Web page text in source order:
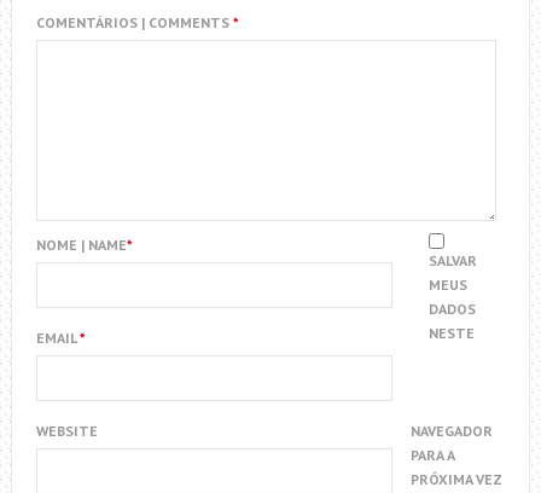
COMENTÁRIOS | COMMENTS *
NOME | NAME*
EMAIL*
WEBSITE
SALVAR
MEUS
DADOS
NESTE
NAVEGADOR
PARA A
PRÓXIMA VEZ